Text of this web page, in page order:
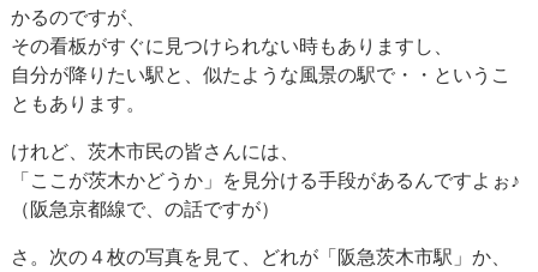
かるのですが、
その看板がすぐに見つけられない時もありますし、
自分が降りたい駅と、似たような風景の駅で・・というこ
ともあります。
けれど、茨木市民の皆さんには、
「ここが茨木かどうか」を見分ける手段があるんですよぉ♪
（阪急京都線で、の話ですが）
さ。次の４枚の写真を見て、どれが「阪急茨木市駅」か、